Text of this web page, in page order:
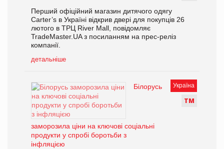
Перший офіційний магазин дитячого одягу
Carter’s в Україні відкрив двері для покупців 26
лютого в ТРЦ River Mall, повідомляє
TradeMaster.UA з посиланням на прес-реліз
компанії.
детальніше
Україна
ТМ
Білорусь
заморозила ціни на ключові соціальні
продукти у спробі боротьби з
інфляцією